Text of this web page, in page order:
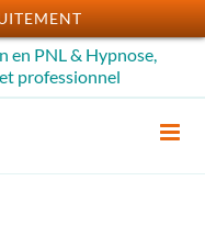
en PNL & Hypnose,
professionnel